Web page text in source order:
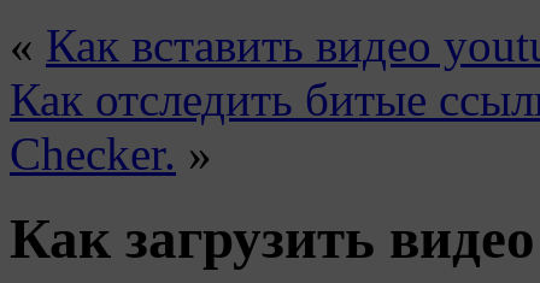
« Как вставить видео
Как отследить битые
Checker. »
Как загрузить